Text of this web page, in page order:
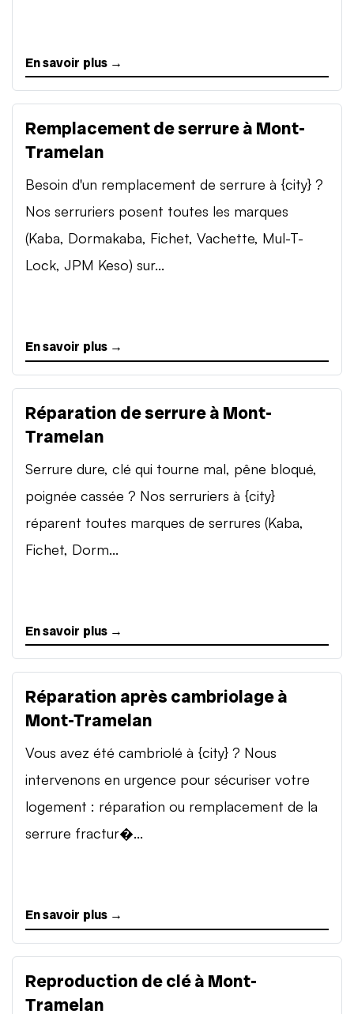
En savoir plus →
Remplacement de serrure à Mont-
Tramelan
Besoin d'un remplacement de serrure à {city} ?
Nos serruriers posent toutes les marques
(Kaba, Dormakaba, Fichet, Vachette, Mul-T-
Lock, JPM Keso) sur...
En savoir plus →
Réparation de serrure à Mont-
Tramelan
Serrure dure, clé qui tourne mal, pêne bloqué,
poignée cassée ? Nos serruriers à {city}
réparent toutes marques de serrures (Kaba,
Fichet, Dorm...
En savoir plus →
Réparation après cambriolage à
Mont-Tramelan
Vous avez été cambriolé à {city} ? Nous
intervenons en urgence pour sécuriser votre
logement : réparation ou remplacement de la
serrure fractur�...
En savoir plus →
Reproduction de clé à Mont-
Tramelan